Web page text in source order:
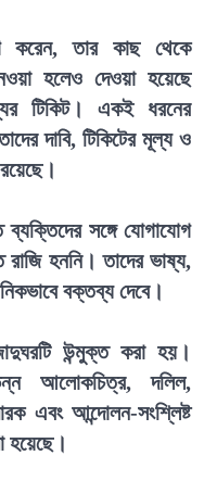
করেন, তার কাছ থেকে
হলেও দেওয়া হয়েছে
টিকিট। একই ধরনের
দাবি, টিকিটের মূল্য ও
ব্যক্তিদের সঙ্গে যোগাযোগ
হননি। তাদের ভাষ্য,
বক্তব্য দেবে।
উন্মুক্ত করা হয়।
আলোকচিত্র, দলিল,
এবং আন্দোলন-সংশ্লিষ্ট
হয়েছে।